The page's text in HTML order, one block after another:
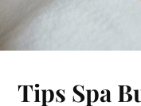
Tips Spa